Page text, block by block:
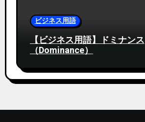
ビジネス用語
【ビジネス用語】ドミナンス
（Dominance）